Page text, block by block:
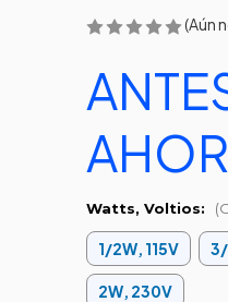
(Aún
Watts, Voltios:
1/2W, 115V 3/
2W, 230V